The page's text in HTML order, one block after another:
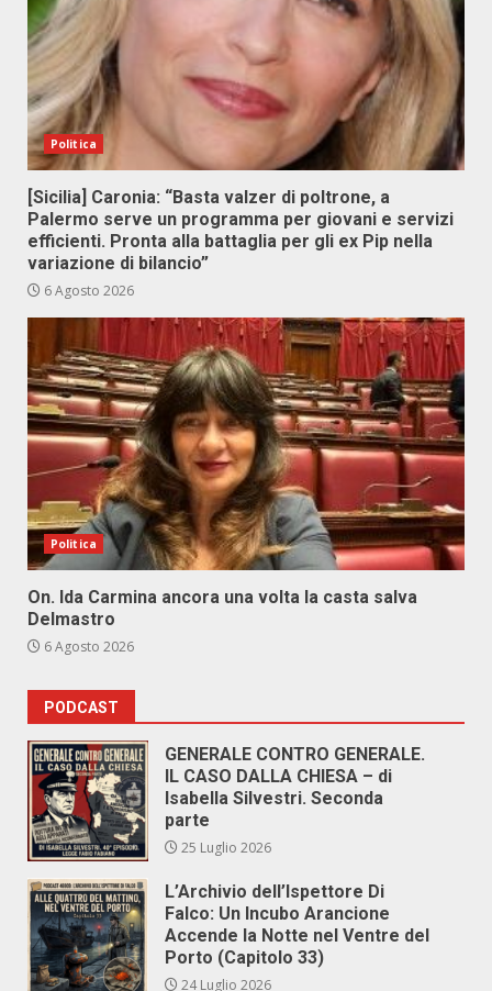
Politica
[Sicilia] Caronia: “Basta valzer di poltrone, a
Palermo serve un programma per giovani e servizi
efficienti. Pronta alla battaglia per gli ex Pip nella
variazione di bilancio”
6 Agosto 2026
Politica
On. Ida Carmina ancora una volta la casta salva
Delmastro
6 Agosto 2026
PODCAST
GENERALE CONTRO GENERALE.
IL CASO DALLA CHIESA – di
Isabella Silvestri. Seconda
parte
25 Luglio 2026
L’Archivio dell’Ispettore Di
Falco: Un Incubo Arancione
Accende la Notte nel Ventre del
Porto (Capitolo 33)
24 Luglio 2026